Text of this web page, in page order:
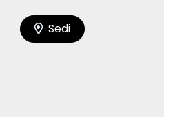
Sedi